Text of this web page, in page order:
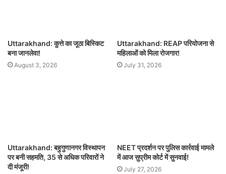
Uttarakhand: कुत्ते का जूठा बिस्किट
बना जानलेवा!
August 3, 2026
Uttarakhand: REAP परियोजना से
महिलाओं को मिला रोजगार!
July 31, 2026
Uttarakhand: बहुगुणानगर विस्थापन
पर बनी सहमति, 35 से अधिक परिवारों ने
दी मंजूरी!
NEET प्रदर्शन पर पुलिस कार्रवाई मामले
में आज सुप्रीम कोर्ट में सुनवाई!
July 27, 2026